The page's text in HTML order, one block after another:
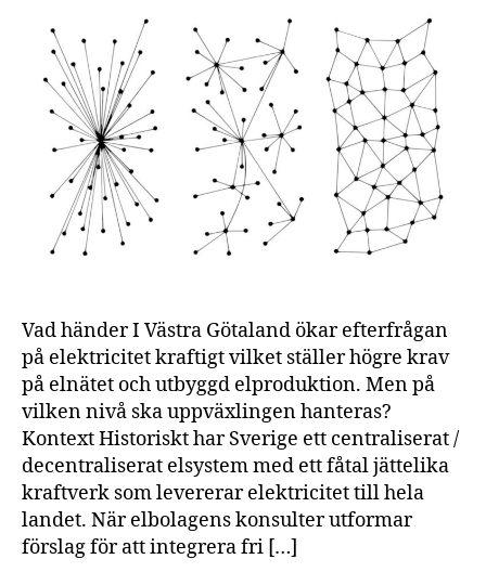
Vad händer I Västra Götaland ökar efterfrågan
på elektricitet kraftigt vilket ställer högre krav
på elnätet och utbyggd elproduktion. Men på
vilken nivå ska uppväxlingen hanteras?
Kontext Historiskt har Sverige ett centraliserat /
decentraliserat elsystem med ett fåtal jättelika
kraftverk som levererar elektricitet till hela
landet. När elbolagens konsulter utformar
förslag för att integrera fri […]